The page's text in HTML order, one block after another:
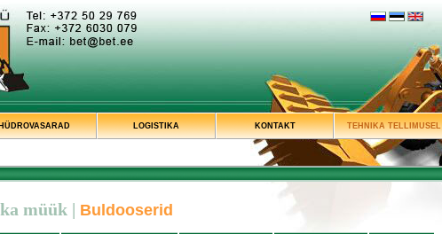
LOGISTIKA KONTAKT TEHNIKA TELLIMUSEL
müük | Buldooserid